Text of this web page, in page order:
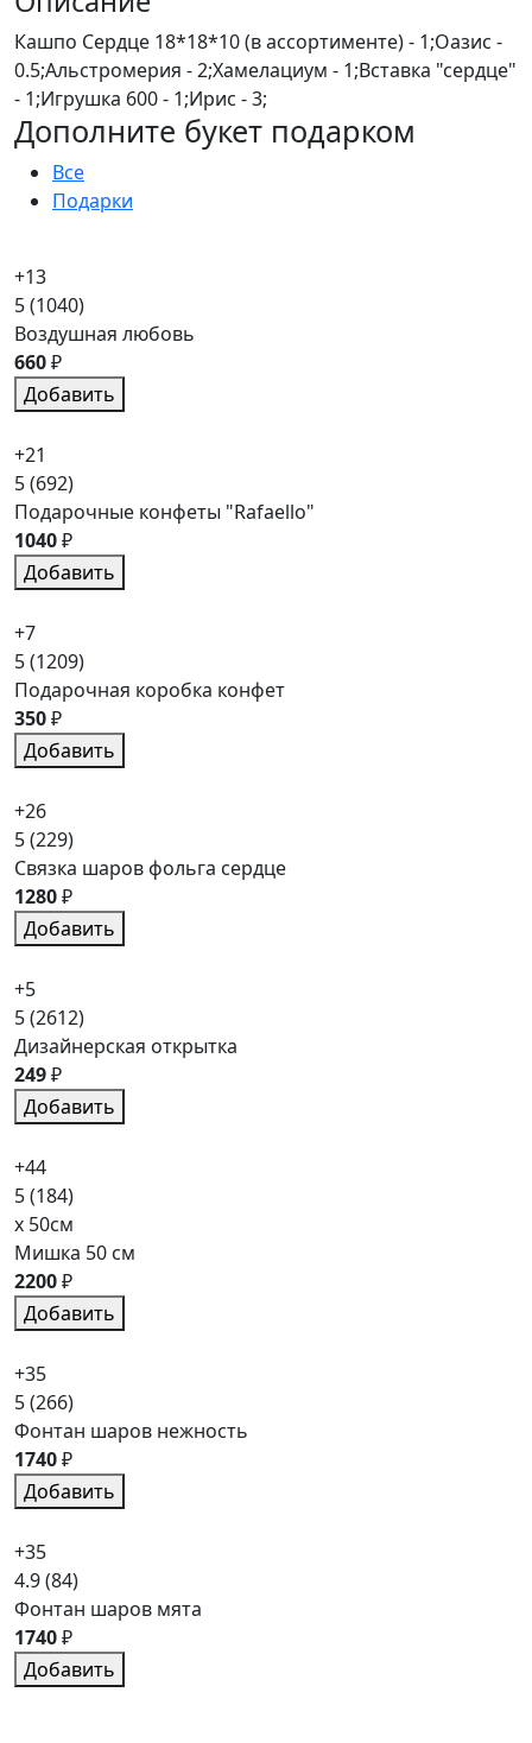
Кашпо Сердце 18*18*10 (в ассортименте) - 1;Оазис -
0.5;Альстромерия - 2;Хамелациум - 1;Вставка "сердце"
- 1;Игрушка 600 - 1;Ирис - 3;
Дополните букет подарком
Все
Подарки
+13
5(1040)
Воздушная любовь
660₽
Добавить
+21
5(692)
Подарочные конфеты "Rafaello"
1040₽
Добавить
+7
5(1209)
Подарочная коробка конфет
350₽
Добавить
+26
5(229)
Связка шаров фольга сердце
1280₽
Добавить
+5
5(2612)
Дизайнерская открытка
249₽
Добавить
+44
5(184)
x 50см
Мишка 50 см
2200₽
Добавить
+35
5(266)
Фонтан шаров нежность
1740₽
Добавить
+35
4.9(84)
Фонтан шаров мята
1740₽
Добавить